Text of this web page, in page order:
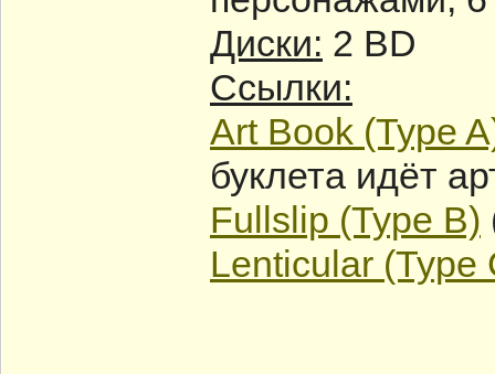
Диски: 2 BD
Ссылки:
Art Book (Type
буклета идёт
Fullslip (Type B)
Lenticular (Type